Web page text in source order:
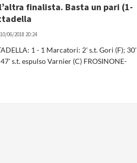
finalista. Basta un pari (1-
10/06/2018 20:24
1 - 1 Marcatori: 2' s.t. Gori (F); 30'
s.t. espulso Varnier (C) FROSINONE-